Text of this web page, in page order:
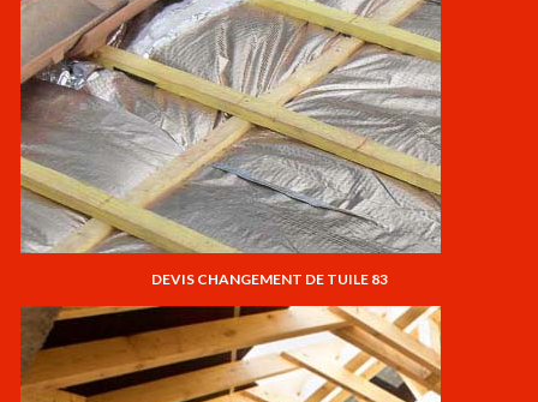
DEVIS CHANGEMENT DE TUILE 83